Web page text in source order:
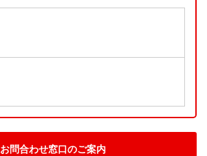
お問合わせ窓口のご案内